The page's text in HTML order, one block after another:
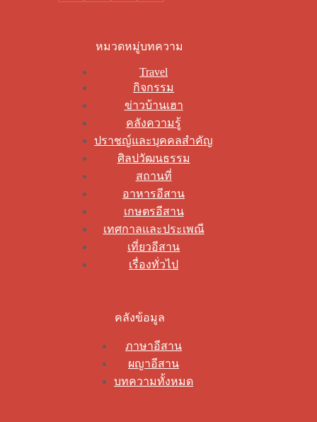
หมวดหมู่บทความ
Travel
กิจกรรม
ข่าวบ้านเฮา
คลังความรู้
ปราชญ์และบุคคลสำคัญ
ศิลปวัฒนธรรม
สถานที่
อาหารอีสาน
เกษตรอีสาน
เทศกาลและประเพณี
เที่ยวอีสาน
เรื่องทั่วไป
คลังข้อมูล
ภาษาอีสาน
ผญาอีสาน
บทความทั้งหมด